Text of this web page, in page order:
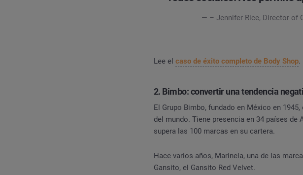
— – Jennifer Rice, Director of
Lee el caso de éxito completo de Body Shop.
2. Bimbo: convertir una tendencia
El Grupo Bimbo, fundado en México en
del mundo. Tiene presencia en 34 países de
supera las 100 marcas en su cartera.
Hace varios años, Marinela, una de las
Gansito, el Gansito Red Velvet.